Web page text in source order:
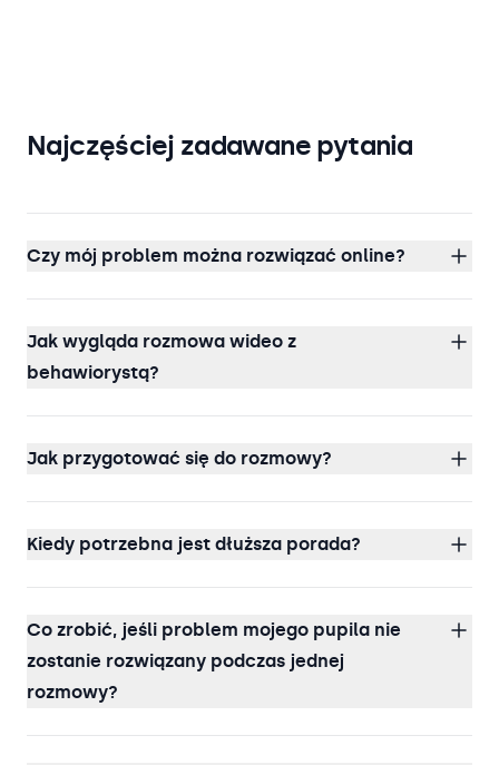
Najczęściej zadawane pytania
Czy mój problem można rozwiązać online?
Jak wygląda rozmowa wideo z
behawiorystą?
Jak przygotować się do rozmowy?
Kiedy potrzebna jest dłuższa porada?
Co zrobić, jeśli problem mojego pupila nie
zostanie rozwiązany podczas jednej
rozmowy?